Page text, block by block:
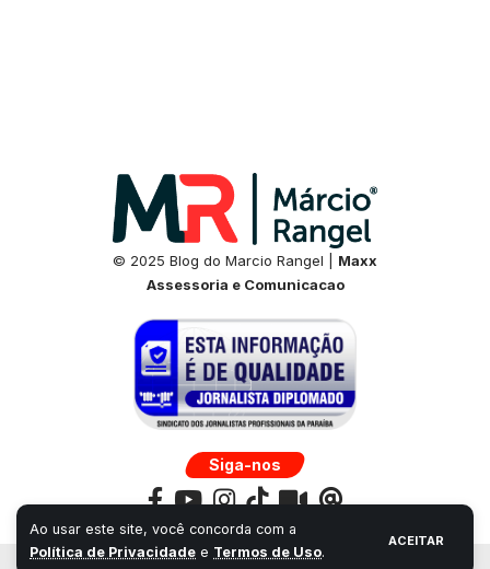
Ao usar este site, você concorda com a
Política de Privacidade e Termos de Uso.
ACEITAR
© 2025 Blog do Marcio Rangel | Maxx
Assessoria e Comunicacao
Siga-nos
Desenvolvido por:Universo Next